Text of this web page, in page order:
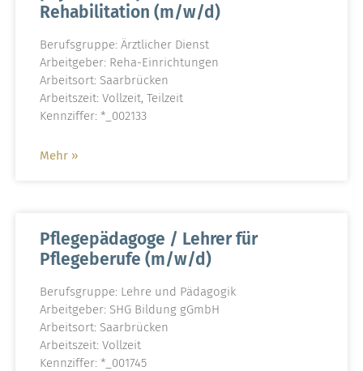
Rehabilitation (m/w/d)
Berufsgruppe: Ärztlicher Dienst
Arbeitgeber: Reha-Einrichtungen
Arbeitsort: Saarbrücken
Arbeitszeit: Vollzeit, Teilzeit
Kennziffer: *_002133
Mehr »
Pflegepädagoge / Lehrer für
Pflegeberufe (m/w/d)
Berufsgruppe: Lehre und Pädagogik
Arbeitgeber: SHG Bildung gGmbH
Arbeitsort: Saarbrücken
Arbeitszeit: Vollzeit
Kennziffer: *_001745